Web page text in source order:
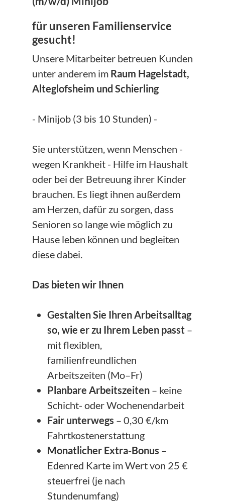
für unseren Familienservice
gesucht!
Unsere Mitarbeiter betreuen Kunden
unter anderem im Raum Hagelstadt,
Alteglofsheim und Schierling
- Minijob (3 bis 10 Stunden) -
Sie unterstützen, wenn Menschen -
wegen Krankheit - Hilfe im Haushalt
oder bei der Betreuung ihrer Kinder
brauchen. Es liegt ihnen außerdem
am Herzen, dafür zu sorgen, dass
Senioren so lange wie möglich zu
Hause leben können und begleiten
diese dabei.
Das bieten wir Ihnen
Gestalten Sie Ihren Arbeitsalltag
so, wie er zu Ihrem Leben passt –
mit flexiblen,
familienfreundlichen
Arbeitszeiten (Mo–Fr)
Planbare Arbeitszeiten – keine
Schicht- oder Wochenendarbeit
Fair unterwegs – 0,30 €/km
Fahrtkostenerstattung
Monatlicher Extra-Bonus –
Edenred Karte im Wert von 25 €
steuerfrei (je nach
Stundenumfang)